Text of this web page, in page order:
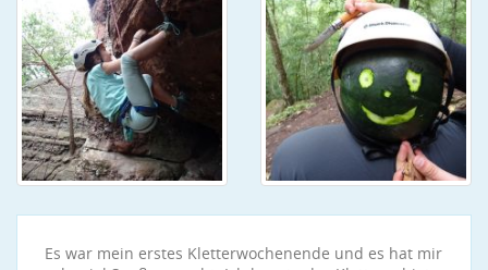
Es war mein erstes Kletterwochenende und es hat mir